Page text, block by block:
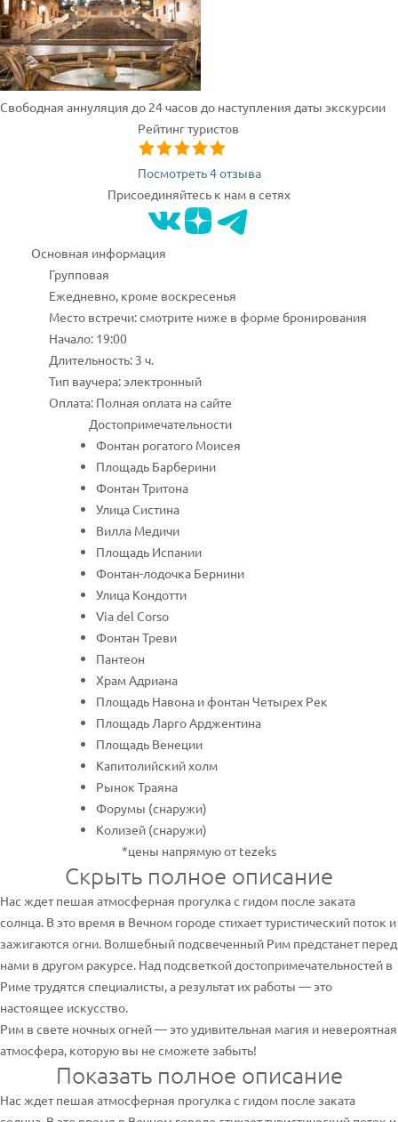
Свободная аннуляция до 24 часов до наступления даты экскурсии
Рейтинг туристов
Посмотреть 4 отзыва
Присоединяйтесь к нам в сетях
Основная информация
Групповая
Ежедневно, кроме воскресенья
Место встречи: смотрите ниже в форме бронирования
Начало: 19:00
Длительность: 3 ч.
Тип ваучера: электронный
Оплата: Полная оплата на сайте
Достопримечательности
Фонтан рогатого Моисея
Площадь Барберини
Фонтан Тритона
Улица Систина
Вилла Медичи
Площадь Испании
Фонтан-лодочка Бернини
Улица Кондотти
Via del Corso
Фонтан Треви
Пантеон
Храм Адриана
Площадь Навона и фонтан Четырех Рек
Площадь Ларго Арджентина
Площадь Венеции
Капитолийский холм
Рынок Траяна
Форумы (снаружи)
Колизей (снаружи)
*цены напрямую от tezeks
Скрыть полное описание
Нас ждет пешая атмосферная прогулка с гидом после заката
солнца. В это время в Вечном городе стихает туристический поток и
зажигаются огни. Волшебный подсвеченный Рим предстанет перед
нами в другом ракурсе. Над подсветкой достопримечательностей в
Риме трудятся специалисты, а результат их работы — это
настоящее искусство.
Рим в свете ночных огней — это удивительная магия и невероятная
атмосфера, которую вы не сможете забыть!
Показать полное описание
Нас ждет пешая атмосферная прогулка с гидом после заката